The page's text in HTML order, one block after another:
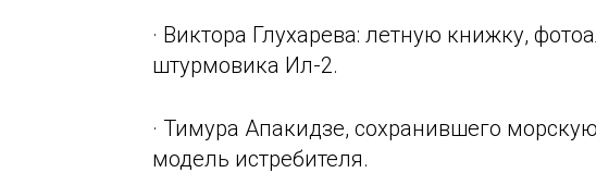
· Виктора Глухарева: летную книжку,
штурмовика Ил-2.
· Тимура Апакидзе, сохранившего
модель истребителя.